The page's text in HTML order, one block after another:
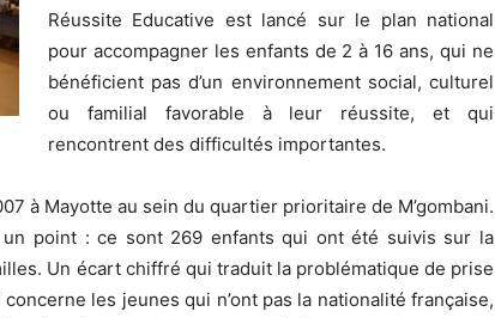
Réussite Educative est lancé sur le plan national
pour accompagner les enfants de 2 à 16 ans, qui ne
bénéficient pas d’un environnement social, culturel
ou familial favorable à leur réussite, et qui
rencontrent des difficultés importantes.
à Mayotte au sein du quartier prioritaire de M’gombani.
point : ce sont 269 enfants qui ont été suivis sur la
Un écart chiffré qui traduit la problématique de prise
les jeunes qui n’ont pas la nationalité française,